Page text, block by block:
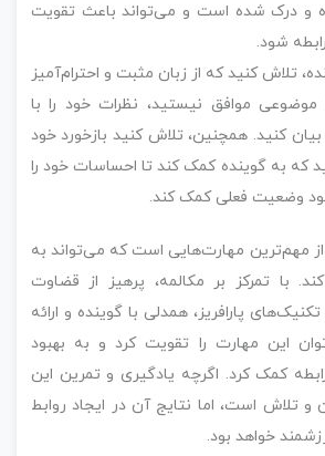
درک شده است و می‌تواند باعث تقویت
شود.
تلاش کنید که از زبان مثبت و احترام‌آمیز
موضوعی موافق نیستید، نظرات خود را با
کنید. همچنین، تلاش کنید بازخورد خود
که به گوینده کمک کند تا احساسات خود را
وضعیت فعلی کمک کند.
مهم‌ترین مهارت‌هایی است که می‌تواند به
با تمرکز بر مکالمه، پرهیز از قضاوت
پارافریز، همدلی با گوینده و ارائه
این مهارت را تقویت کرد و به بهبود
کمک کرد. اگرچه یادگیری و تمرین این
و تلاش است، اما نتایج آن در ایجاد روابط
خواهد بود.